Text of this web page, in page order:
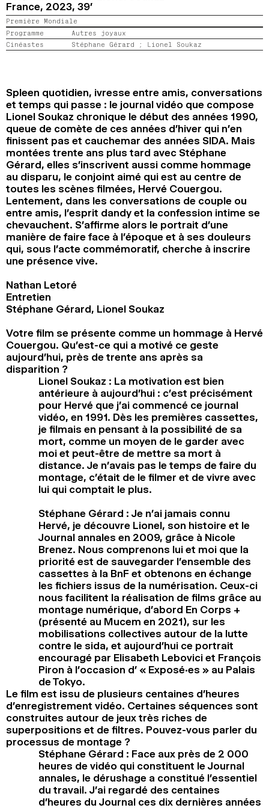
2024
2022
RECHERCHE
France, 2023, 39’
Première Mondiale
Programme
Autres joyaux
Cinéastes
Stéphane Gérard ; Lionel Soukaz
Spleen quotidien, ivresse entre amis, conversations
et temps qui passe : le journal vidéo que compose
Lionel Soukaz chronique le début des années 1990,
queue de comète de ces années d’hiver qui n’en
finissent pas et cauchemar des années SIDA. Mais
montées trente ans plus tard avec Stéphane
Gérard, elles s’inscrivent aussi comme hommage
au disparu, le conjoint aimé qui est au centre de
toutes les scènes filmées, Hervé Couergou.
Lentement, dans les conversations de couple ou
entre amis, l’esprit dandy et la confession intime se
chevauchent. S’affirme alors le portrait d’une
manière de faire face à l’époque et à ses douleurs
qui, sous l’acte commémoratif, cherche à inscrire
une présence vive.
Nathan Letoré
Entretien
Stéphane Gérard, Lionel Soukaz
Votre film se présente comme un hommage à Hervé
Couergou. Qu’est-ce qui a motivé ce geste
aujourd’hui, près de trente ans après sa
disparition ?
Lionel Soukaz : La motivation est bien
antérieure à aujourd’hui : c’est précisément
pour Hervé que j’ai commencé ce journal
vidéo, en 1991. Dès les premières cassettes,
je filmais en pensant à la possibilité de sa
mort, comme un moyen de le garder avec
moi et peut-être de mettre sa mort à
distance. Je n’avais pas le temps de faire du
montage, c’était de le filmer et de vivre avec
lui qui comptait le plus.
Stéphane Gérard : Je n’ai jamais connu
Hervé, je découvre Lionel, son histoire et le
Journal annales en 2009, grâce à Nicole
Brenez. Nous comprenons lui et moi que la
priorité est de sauvegarder l’ensemble des
cassettes à la BnF et obtenons en échange
les fichiers issus de la numérisation. Ceux-ci
nous facilitent la réalisation de films grâce au
montage numérique, d’abord En Corps +
(présenté au Mucem en 2021), sur les
mobilisations collectives autour de la lutte
contre le sida, et aujourd’hui ce portrait
encouragé par Elisabeth Lebovici et François
Piron à l’occasion d’ « Exposé·es » au Palais
de Tokyo.
Le film est issu de plusieurs centaines d’heures
d’enregistrement vidéo. Certaines séquences sont
construites autour de jeux très riches de
superpositions et de filtres. Pouvez-vous parler du
processus de montage ?
Stéphane Gérard : Face aux près de 2 000
heures de vidéo qui constituent le Journal
annales, le dérushage a constitué l’essentiel
du travail. J’ai regardé des centaines
d’heures du Journal ces dix dernières années